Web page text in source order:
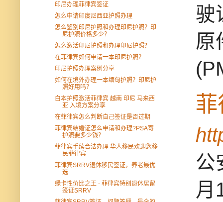
驶
原
公
月
印尼办理菲律宾签证
怎么申请印度尼西亚护照办理
怎么鉴别印尼护照和办理印尼护照？印
尼护照价格多少？
怎么激活印尼护照和办理印尼护照？
在菲律宾如何申请一本印尼护照？
印尼护照办理案例分享
如何在境外办理一本缅甸护照？印尼护
照好用吗？
白本护照激活菲律宾 越南 印尼 马来西
亚 入境方案分享
在菲律宾怎么判断自己签证是否过期
菲律宾结婚证怎么申请和办理?PSA寄
护照要多少钱？
菲律宾手续合法办理 华人移民欢迎您移
民菲律宾
菲律宾SRRV退休移民签证，养老最优
选
绿卡性价比之王 - 菲律宾特别退休居留
签证SRRV